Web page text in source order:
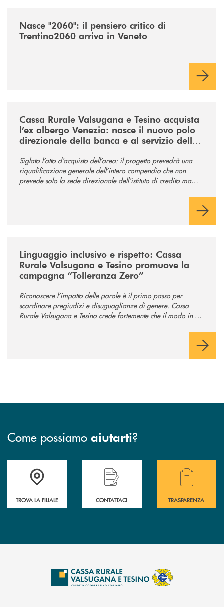
Nasce "2060": il pensiero critico di
Trentino2060 arriva in Veneto
Cassa Rurale Valsugana e Tesino acquista
l’ex albergo Venezia: nasce il nuovo polo
direzionale della banca e al servizio della
Siglato l’atto d’acquisto dell’area: il progetto prevedrà una
riqualificazione generale dell’intero compendio che non
prevede solo la sede direzionale dell’istituto di credito ma
Linguaggio inclusivo e rispetto: Cassa
Rurale Valsugana e Tesino promuove la
campagna “Tolleranza Zero”
Riconoscere l’impatto delle parole è il primo passo per
scardinare pregiudizi e disuguaglianze di genere. Cassa
Rurale Valsugana e Tesino crede fortemente che il modo in cui
Come possiamo aiutarti?
Accedi all' elenco completo delle filiali .
TROVA LA FILIALE
Hai bisogno di assistenza immediata?
CONTATTACI
Hai bisogno di
TRASPARENZA